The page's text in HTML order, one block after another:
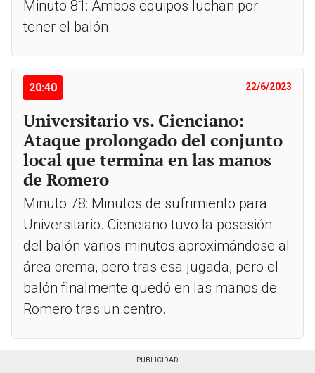
Minuto 81: Ambos equipos luchan por
tener el balón.
20:40 22/6/2023
Universitario vs. Cienciano:
Ataque prolongado del conjunto
local que termina en las manos
de Romero
Minuto 78: Minutos de sufrimiento para
Universitario. Cienciano tuvo la posesión
del balón varios minutos aproximándose al
área crema, pero tras esa jugada, pero el
balón finalmente quedó en las manos de
Romero tras un centro.